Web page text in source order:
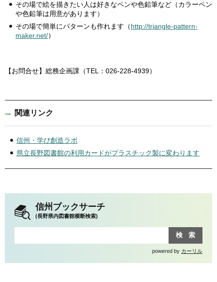
その場で絵を描きたい人は好きなペンや色鉛筆など（カラーペン
や色鉛筆は用意があります）
その場で簡単にパターンも作れます（http://triangle-pattern-
maker.net/）
【お問合せ】総務企画課（TEL：026-228-4939）
関連リンク
信州・学び創造ラボ
県立長野図書館の利用カードがプラスチック製に変わります
信州ブックサーチ
(長野県内図書館横断検索)
powered by カーリル